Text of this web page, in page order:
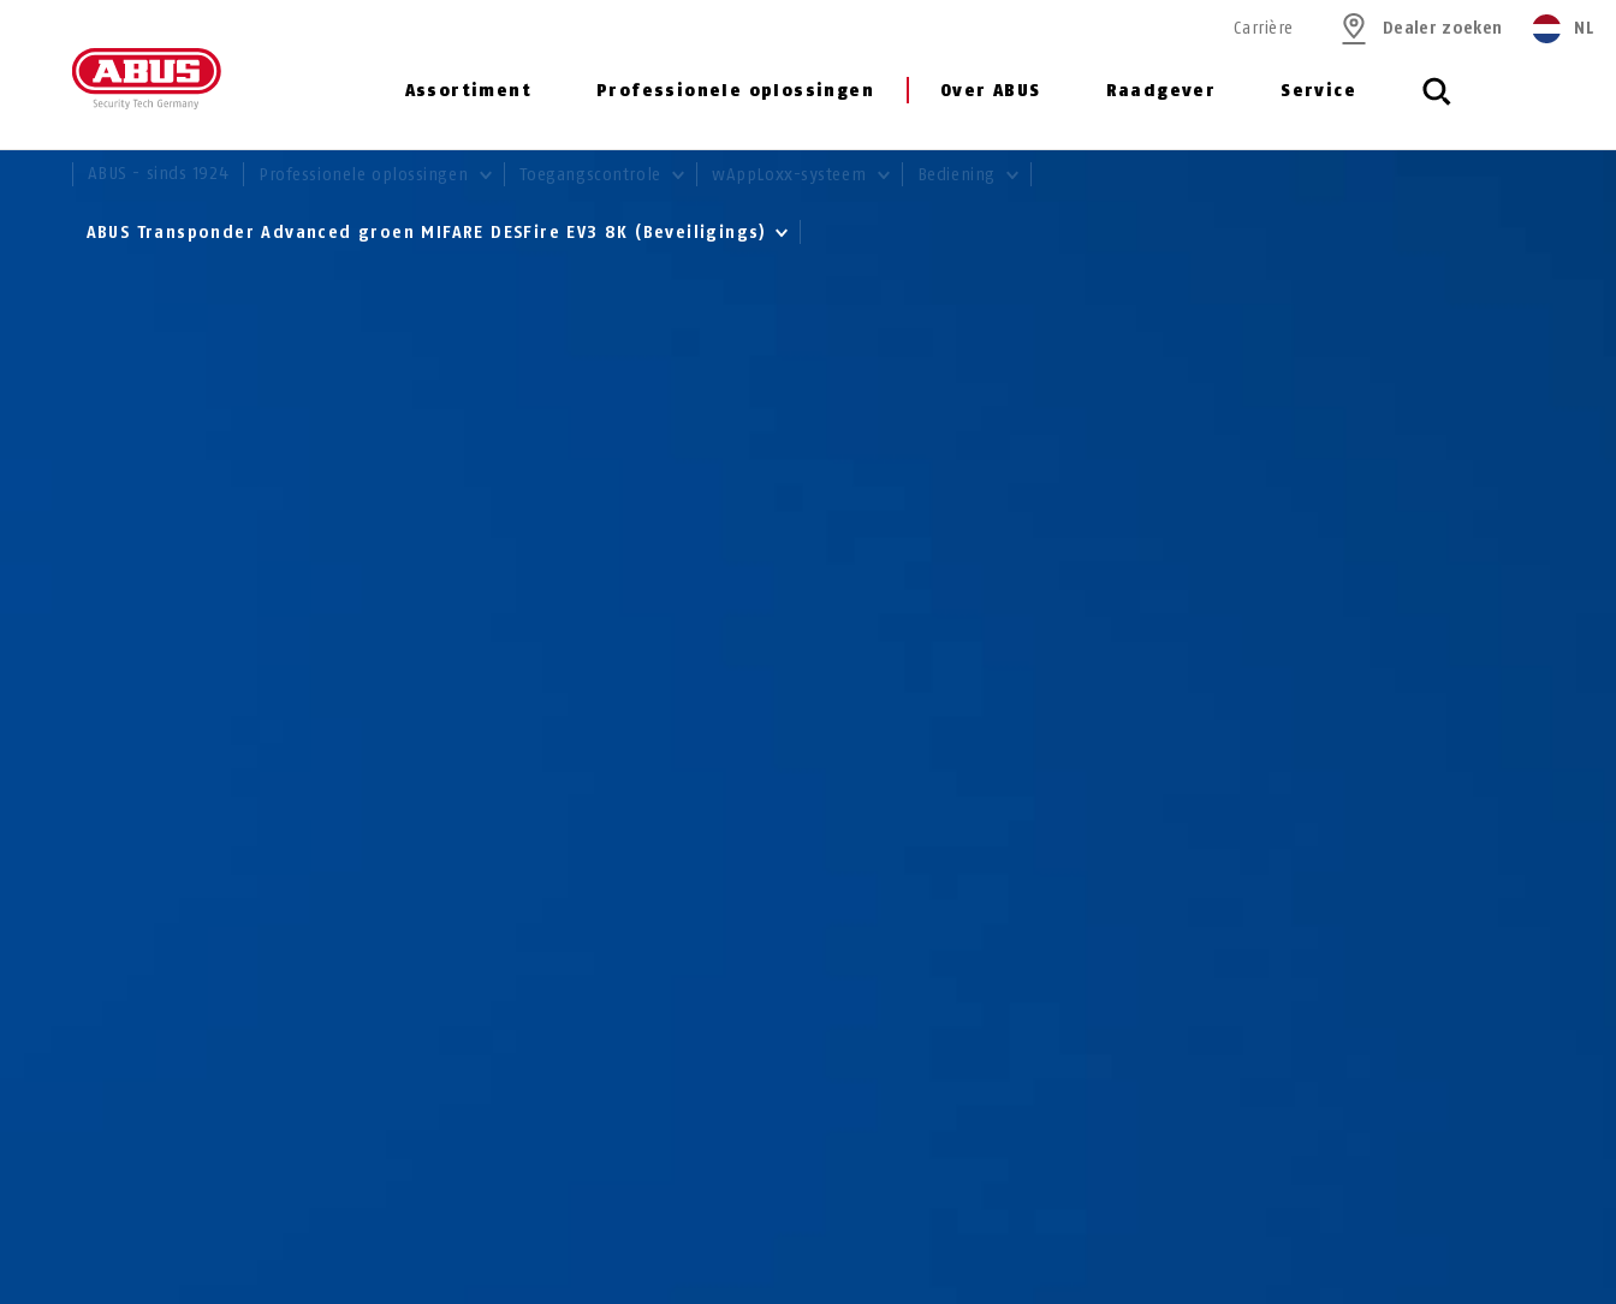
Assortiment Professionele oplossingen Over ABUS Raadgever Service
Carrière Dealer zoeken NL
U BENT HIER:
ABUS - sinds 1924 Professionele oplossingen Toegangscontrole wAppLoxx-systeem Bediening
ABUS Transponder Advanced groen MIFARE DESFire EV3 8K (Beveiligings)